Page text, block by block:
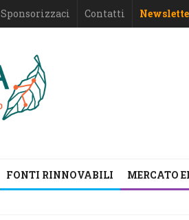
Sponsorizzaci Contatti
FONTI RINNOVABILI MERCATO